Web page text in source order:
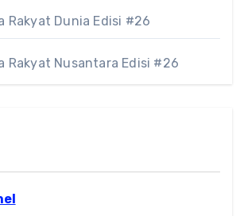
Rakyat Dunia Edisi #26
Rakyat Nusantara Edisi #26